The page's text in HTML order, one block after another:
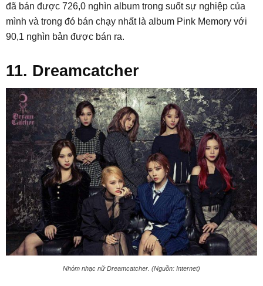
đã bán được 726,0 nghìn album trong suốt sự nghiệp của
mình và trong đó bán chạy nhất là album Pink Memory với
90,1 nghìn bản được bán ra.
11. Dreamcatcher
Nhóm nhạc nữ Dreamcatcher. (Nguồn: Internet)